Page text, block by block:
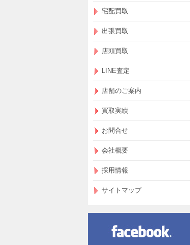
宅配買取
出張買取
店頭買取
LINE査定
店舗のご案内
買取実績
お問合せ
会社概要
採用情報
サイトマップ